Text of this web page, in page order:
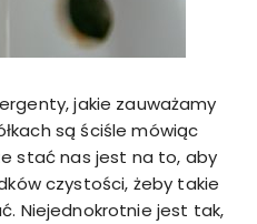
jakie zauważamy
są ściśle mówiąc
stać nas jest na to, aby
czystości, żeby takie
Niejednokrotnie jest tak,